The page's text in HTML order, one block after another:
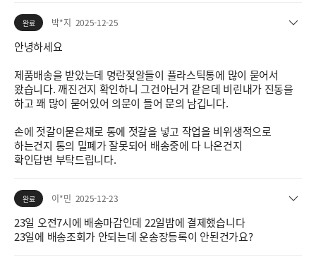
완료 박*지 2025-12-25
안녕하세요
제품배송을 받았는데 명란젖알들이 플라스틱통에 많이 묻어서
왔습니다. 깨진건지 확인하니 그건아닌거 같은데 비린내가 진동을
하고 꽤 많이 묻어있어 의문이 들어 문의 남깁니다.
손에 젓갈이묻은채로 통에 젓갈을 넣고 작업을 비위생적으로
하는건지 통의 밀폐가 잘못되어 배송중에 다 나온건지
확인답변 부탁드립니다.
완료 이*민 2025-12-23
23일 오전7시에 배송마감인데 22일밤에 결제했습니다
23일에 배송조회가 안되는데 운송장등록이 안된건가요?